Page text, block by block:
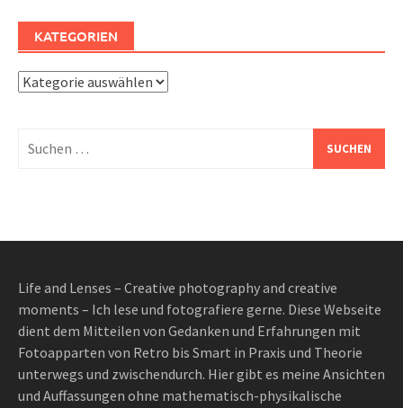
KATEGORIEN
Kategorien
nach:
Life and Lenses – Creative photography and creative
moments – Ich lese und fotografiere gerne. Diese Webseite
dient dem Mitteilen von Gedanken und Erfahrungen mit
Fotoapparten von Retro bis Smart in Praxis und Theorie
unterwegs und zwischendurch. Hier gibt es meine Ansichten
und Auffassungen ohne mathematisch-physikalische